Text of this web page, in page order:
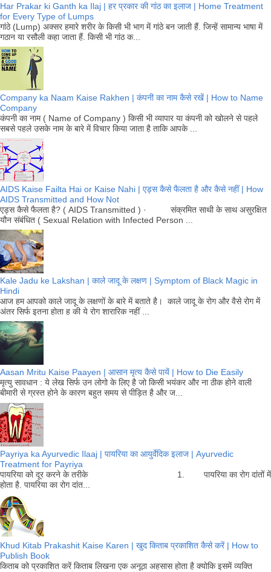
Har Prakar ki Ganth ka Ilaj | हर प्रकार की गांठ का इलाज | Home Treatment
for Every Type of Lumps
गांठे (Lump) अक्सर हमारे शरीर के किसी भी भाग में गांठे बन जाती हैं. जिन्हें सामान्य भाषा में
गठान या रसौली कहा जाता हैं. किसी भी गांठ क...
Company ka Naam Kaise Rakhen | कंपनी का नाम कैसे रखें | How to Name
Company
कंपनी का नाम ( Name of Company ) किसी भी व्यापार या कंपनी को खोलने से पहले
सबसे पहले उसके नाम के बारे में विचार किया जाता है ताकि आपके ...
AIDS Kaise Failta Hai or Kaise Nahi | एड्स कैसे फैलता है और कैसे नहीं | How
AIDS Transmitted and How Not
एड्स कैसे फैलता है? ( AIDS Transmitted ) · संक्रमित साथी के साथ असुरक्षित
यौन संबंधित ( Sexual Relation with Infected Person ...
Kale Jadu ke Lakshan | काले जादू के लक्षण | Symptom of Black Magic in
Hindi
आज हम आपको काले जादू के लक्षणों के बारे में बताते है। काले जादू के रोग और वैसे रोग में
अंतर सिर्फ इतना होता ह की ये रोग शारारिक नहीं ...
Aasan Mritu Kaise Paayen | आसान मृत्य कैसे पायें | How to Die Easily
मृत्यु सावधान : ये लेख सिर्फ उन लोगो के लिए है जो किसी भयंकर और ना ठीक होने वाली
बीमारी से ग्रस्त होने के कारण बहुत समय से पीड़ित है और ज...
Payriya ka Ayurvedic Ilaaj | पायरिया का आयुर्वेदिक इलाज | Ayurvedic
Treatment for Payriya
पायरिया को दूर करने के तरीके 1. पायरिया का रोग दांतों में
होता है. पायरिया का रोग दांत...
Khud Kitab Prakashit Kaise Karen | खुद किताब प्रकाशित कैसे करें | How to
Publish Book
किताब को प्रकाशित करें किताब लिखना एक अनूठा अहसास होता है क्योकि इसमें व्यक्ति